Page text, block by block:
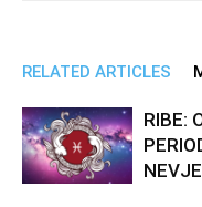
RELATED ARTICLES
RIBE: